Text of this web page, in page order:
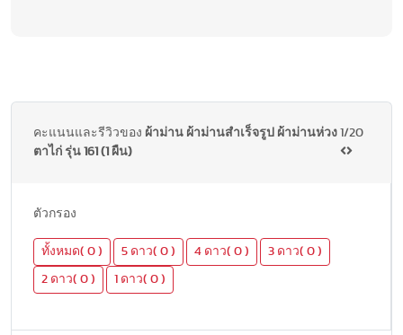
คะแนนและรีวิวของ ผ้าม่าน ผ้าม่านสำเร็จรูป ผ้าม่านห่วง
ตาไก่ รุ่น 161 (1 ผืน)
1/20
ตัวกรอง
ทั้งหมด( 0 ) 5 ดาว( 0 ) 4 ดาว( 0 ) 3 ดาว( 0 )
2 ดาว( 0 ) 1 ดาว( 0 )